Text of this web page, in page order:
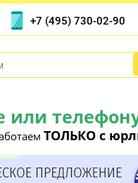
ТОЛЬКО с
+7 (495) 730-02-90